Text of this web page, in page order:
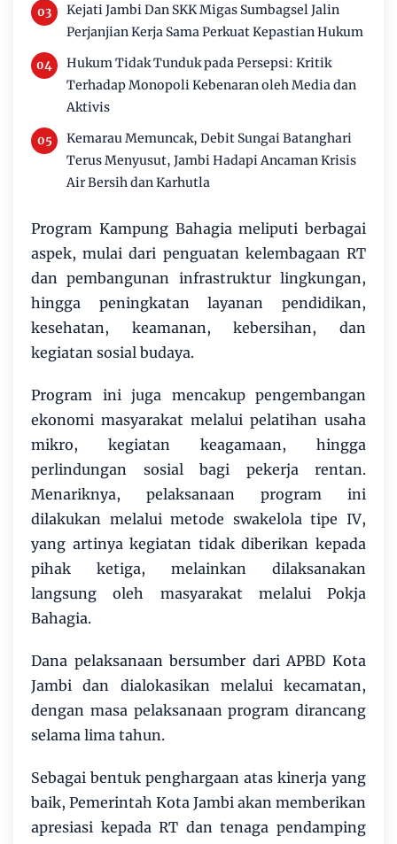
Kejati Jambi Dan SKK Migas Sumbagsel Jalin
Perjanjian Kerja Sama Perkuat Kepastian Hukum
Hukum Tidak Tunduk pada Persepsi: Kritik
Terhadap Monopoli Kebenaran oleh Media dan
Aktivis
Kemarau Memuncak, Debit Sungai Batanghari
Terus Menyusut, Jambi Hadapi Ancaman Krisis
Air Bersih dan Karhutla
Program Kampung Bahagia meliputi berbagai
aspek, mulai dari penguatan kelembagaan RT
dan pembangunan infrastruktur lingkungan,
hingga peningkatan layanan pendidikan,
kesehatan, keamanan, kebersihan, dan
kegiatan sosial budaya.
Program ini juga mencakup pengembangan
ekonomi masyarakat melalui pelatihan usaha
mikro, kegiatan keagamaan, hingga
perlindungan sosial bagi pekerja rentan.
Menariknya, pelaksanaan program ini
dilakukan melalui metode swakelola tipe IV,
yang artinya kegiatan tidak diberikan kepada
pihak ketiga, melainkan dilaksanakan
langsung oleh masyarakat melalui Pokja
Bahagia.
Dana pelaksanaan bersumber dari APBD Kota
Jambi dan dialokasikan melalui kecamatan,
dengan masa pelaksanaan program dirancang
selama lima tahun.
Sebagai bentuk penghargaan atas kinerja yang
baik, Pemerintah Kota Jambi akan memberikan
apresiasi kepada RT dan tenaga pendamping